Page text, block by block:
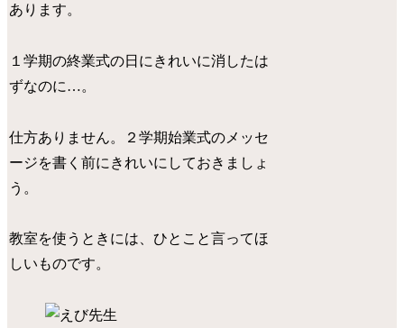
あります。
１学期の終業式の日にきれいに消したは
ずなのに…。
仕方ありません。２学期始業式のメッセ
ージを書く前にきれいにしておきましょ
う。
教室を使うときには、ひとこと言ってほ
しいものです。